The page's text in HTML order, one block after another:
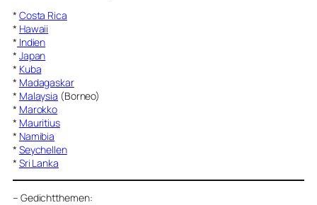
* Costa Rica
* Hawaii
* Indien
* Japan
* Kuba
* Madagaskar
* Malaysia (Borneo)
* Marokko
* Mauritius
* Namibia
* Seychellen
* Sri Lanka
– Gedichtthemen: